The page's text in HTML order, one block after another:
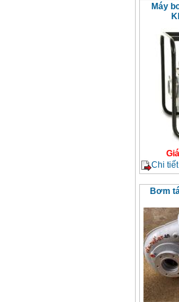
Máy
Giá
Chi tiết
Bơm